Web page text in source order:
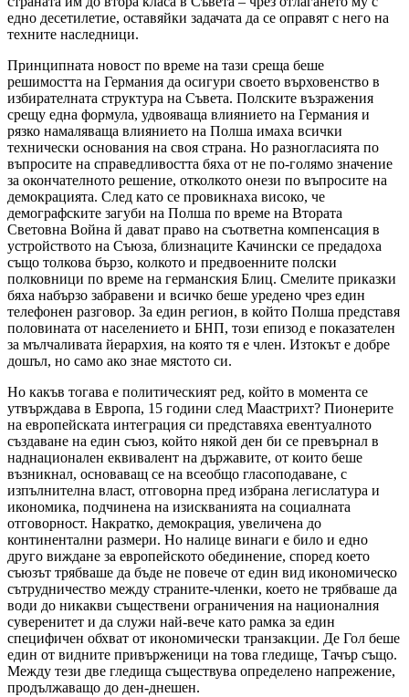
едно десетилетие, оставяйки задачата да се оправят с него на
техните наследници.
Принципната новост по време на тази среща беше
решимостта на Германия да осигури своето върховенство в
избирателната структура на Съвета. Полските възражения
срещу една формула, удвояваща влиянието на Германия и
рязко намаляваща влиянието на Полша имаха всички
технически основания на своя страна. Но разногласията по
въпросите на справедливостта бяха от не по-голямо значение
за окончателното решение, отколкото онези по въпросите на
демокрацията. След като се провикнаха високо, че
демографските загуби на Полша по време на Втората
Световна Война й дават право на съответна компенсация в
устройството на Съюза, близнаците Качински се предадоха
също толкова бързо, колкото и предвоенните полски
полковници по време на германския Блиц. Смелите приказки
бяха набързо забравени и всичко беше уредено чрез един
телефонен разговор. За един регион, в който Полша представя
половината от населението и БНП, този епизод е показателен
за мълчаливата йерархия, на която тя е член. Изтокът е добре
дошъл, но само ако знае мястото си.
Но какъв тогава е политическият ред, който в момента се
утвърждава в Европа, 15 години след Маастрихт? Пионерите
на европейската интеграция си представяха евентуалното
създаване на един съюз, който някой ден би се превърнал в
наднационален еквивалент на държавите, от които беше
възникнал, основаващ се на всеобщо гласоподаване, с
изпълнителна власт, отговорна пред избрана легислатура и
икономика, подчинена на изискванията на социалната
отговорност. Накратко, демокрация, увеличена до
континентални размери. Но налице винаги е било и едно
друго виждане за европейското обединение, според което
съюзът трябваше да бъде не повече от един вид икономическо
сътрудничество между страните-членки, което не трябваше да
води до никакви съществени ограничения на националния
суверенитет и да служи най-вече като рамка за един
специфичен обхват от икономически транзакции. Де Гол беше
един от видните привърженици на това гледище, Тачър също.
Между тези две гледища съществува определено напрежение,
продължаващо до ден-днешен.